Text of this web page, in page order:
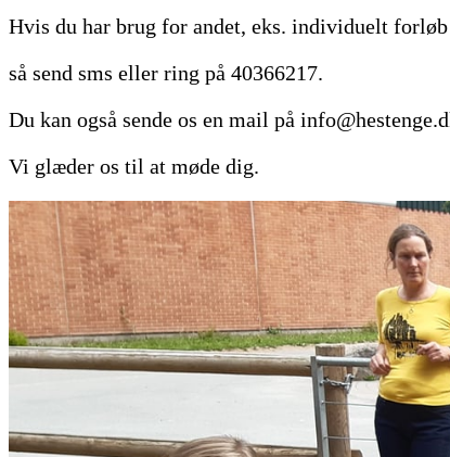
Hvis du har brug for andet, eks. individuelt forløb
så send sms eller ring på 40366217.
Du kan også sende os en mail på
Vi glæder os til at møde dig.